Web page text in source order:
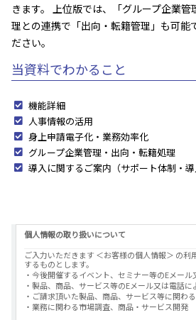
きます。
上位版では、「グループ企業
理との連携で「出向・転籍管理」も可能
ださい。
当資料でわかること
機能詳細
人事情報の活用
身上申請電子化・業務効率化
グループ企業管理・出向・転籍処理
導入に関するご案内（サポート体制・導
個人情報の取り扱いについて
ご入力いただきます ＜お客様の個人情報＞ の利
するものとします。
・今後開催するイベント、セミナー等のEメー
・製品、商品、サービス等のEメール又は電話に
・ご請求頂いた製品、商品、サービス等に関わ
・業務に関わる市場調査、商品・サービス開発